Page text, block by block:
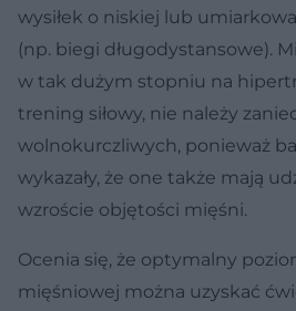
wysiłek o niskiej lub
(np. biegi długodystansowe).
w tak dużym stopniu na
trening siłowy, nie należy
wolnokurczliwych, ponieważ
wykazały, że one także mają
wzroście objętości mięśni.
Ocenia się, że optymalny
mięśniowej można uzyskać